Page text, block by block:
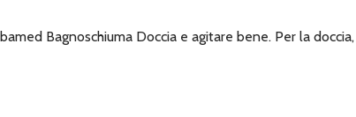
Bagnoschiuma Doccia e agitare bene. Per la